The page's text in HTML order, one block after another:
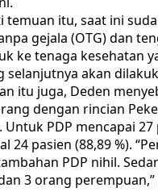
temuan itu, saat ini
gejala (OTG) dan
ke tenaga kesehatan
selanjutnya akan
itu juga, Deden
dengan rincian
Untuk PDP mencapai
24 pasien (88,89 %).
PDP nihil.
3 orang perempuan,”